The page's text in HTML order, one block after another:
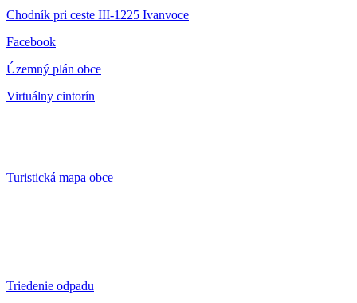
Chodník pri ceste III-1225 Ivanvoce
Facebook
Územný plán obce
Virtuálny cintorín
Turistická mapa obce
Triedenie odpadu